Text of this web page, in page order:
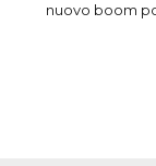
nuovo boom